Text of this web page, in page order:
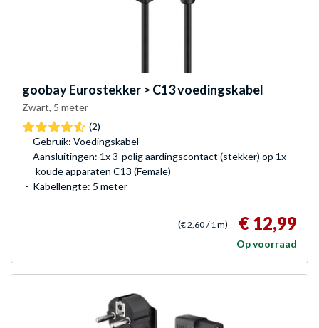
goobayEurostekker > C13 voedingskabel
Zwart, 5 meter
(2)
Gebruik: Voedingskabel
Aansluitingen: 1x 3-polig aardingscontact (stekker) op 1x
koude apparaten C13 (Female)
Kabellengte: 5 meter
(€ 2,60 / 1 m) € 12,99
Op voorraad